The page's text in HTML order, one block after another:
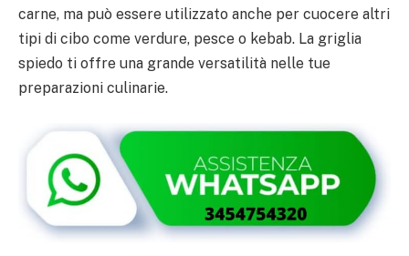
carne, ma può essere utilizzato anche per cuocere altri
tipi di cibo come verdure, pesce o kebab. La griglia
spiedo ti offre una grande versatilità nelle tue
preparazioni culinarie.